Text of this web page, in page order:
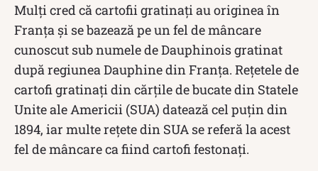
Mulți cred că cartofii gratinați au originea în
Franța și se bazează pe un fel de mâncare
cunoscut sub numele de Dauphinois gratinat
după regiunea Dauphine din Franța. Rețetele de
cartofi gratinați din cărțile de bucate din Statele
Unite ale Americii (SUA) datează cel puțin din
1894, iar multe rețete din SUA se referă la acest
fel de mâncare ca fiind cartofi festonați.